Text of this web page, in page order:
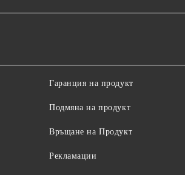
Гаранция на продукт
Подмяна на продукт
Връщане на Продукт
Рекламации